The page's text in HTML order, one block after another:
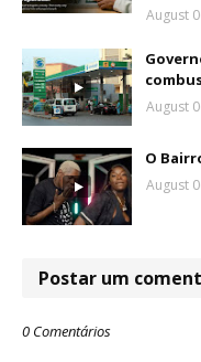
August
August
O
August
Postar um
0 Comentários